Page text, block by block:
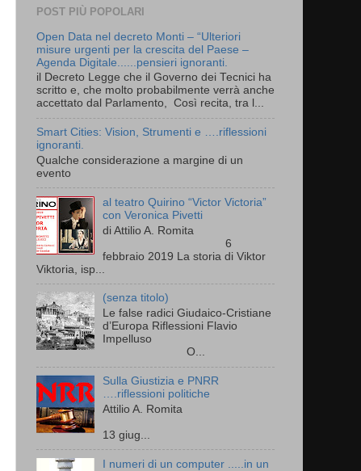
POST PIÙ POPOLARI
Open Data nel decreto Monti – “Ulteriori
misure urgenti per la crescita del Paese –
Agenda Digitale......pensieri ignoranti.
il Decreto Legge che il Governo dei Tecnici ha
scritto e, che molto probabilmente verrà anche
accettato dal Parlamento, Così recita, tra l...
Smart Cities: Vision, Strumenti e ….riflessioni
ignoranti.
Qualche considerazione a margine di un
evento
al teatro Quirino “Victor Victoria”
con Veronica Pivetti
di Attilio A. Romita
6
febbraio 2019 La storia di Viktor
Viktoria, isp...
(senza titolo)
Le false radici Giudaico-Cristiane
d’Europa Riflessioni Flavio
Impelluso
O...
Sulla Giustizia e PNRR
….riflessioni politiche
Attilio A. Romita
13 giug...
I numeri di un computer .....in un